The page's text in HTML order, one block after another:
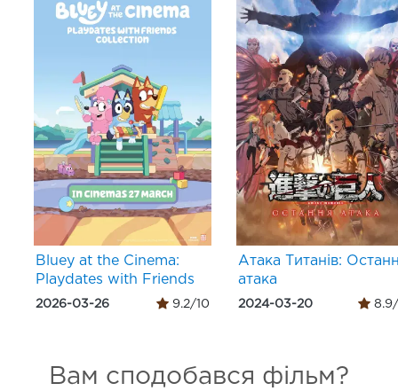
Bluey at the Cinema:
Playdates with Friends
2026-03-26 9.2/10
Атака Титанів:
атака
2024-03-20 8.9/
Вам сподобався фільм?